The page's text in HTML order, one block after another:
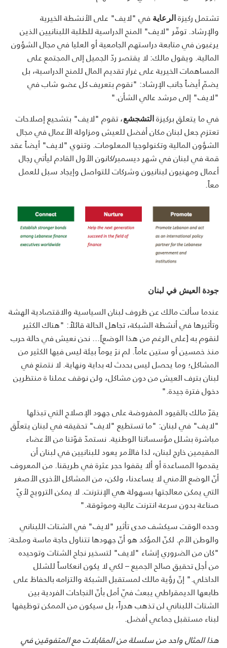
تشتمل ركيزةالرعاية في "لايف" على الأنشطة الخيرية
والإرشاد. توفّر "لايف" المنح الدراسية للطلبة اللبنانيين الذين
يرغبون في متابعة دراستهم الجامعية أو العليا في مجال الشؤون
المالية. ويقول مالك: لا يقتصر ردّ الجميل إلى المجتمع على
المساهمات الخيرية على غرار تقديم المال للمنح الدراسية، بل
يضمّ أيضاً جانب الإرشاد: "نقوم بتعريف كل عضو شاب في
"لايف" إلى مرشد عالي الشأن."
في ما يتعلق بركيزةالتشجشع، تقوم "لايف" بتشحيع إصلاحات
تعتزم جعل لبنان مكان أفضل للعيش ومزاولة الأعمال في مجال
الشؤون المالية وتكنولوجيا المعلومات. وتنوي "لايف" أيضاً عقد
قمة في لبنان في شهر ديسمبر/كانون الأول القادم ليأتي رجال
أعمال ومهنيون لبنانيون وشركات للتواصل وإيجاد سبل للعمل
معاً.
جودة العيش في لبنان
عندما سألت مالك عن ظروف لبنان السياسية والاقتصادية الهشة
وتأثيرها في أنشطة الشبكة، تجاهل الحالة قائلاً: "هناك الكثير
لنقوم به [على الرغم من هذا الوضع]... نحن نعيش في حالة حرب
منذ خمسين أو ستين عاماً. لم نرَ يوماً بيئة ليس فيها الكثير من
المشاكل؛ وما يحصل ليس بحدث له بداية ونهاية. لا نتمتع في
لبنان بترف العيش من دون مشاكل، ولن نوقف عملنا ة منتظرين
دخول فترة جيدة."
يقرّ مالك بالقيود المفروضة على جهود الإصلاح التي تبذلها
"لايف" في لبنان: "ما تستطيع "لايف" تحقيقه في لبنان يتعلّق
مباشرة بشلل مؤسساتنا الوطنية. نستمدّ قوّتنا من الأعضاء
المقيمين خارج لبنان، لذا فالأمر يعود للبنانيين في لبنان أن
يقدموا المساعدة أو ألا يقفوا حجر عثرة في طريقنا. من المعروف
أنّ الوضع الأمني ​​لا يساعدنا، ولكن، من المشاكل الأخرى الأصغر
التي يمكن معالجتها بسهولة هي الإنترنت. لا يمكن الترويج لأيّ
صناعة بدون سرعة انترنت عالية وموثوقة."
وحده الوقت سيكشف مدى تأثير "لايف" في الشتات اللبناني
والوطن الأم. لكنّ المؤكد هو أنّ جهودها تتناول حاجة ماسة وملحة:
"كان من الضروري إنشاء "لايف" لتسخير نجاح الشتات وتوحيده
من أجل تحقيق صالح الجميع – لكي لا يكون انعكاساً للشلل
الداخلي." إنّ رؤية مالك لمستقبل الشبكة والتزامه بالحفاظ على
طابعها الديمقراطي يبعث فيّ أمل بأنّ النجاحات الفردية بين
الشتات اللبناني لن تذهب هدراً، بل سيكون من الممكن توظيفها
لبناء مستقبل جماعي أفضل.
هذا المثال واحد من سلسلة من المقابلات مع المتفوقين في